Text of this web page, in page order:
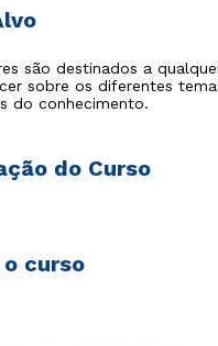
são destinados a
sobre os diferentes
do conhecimento.
do Curso
o curso